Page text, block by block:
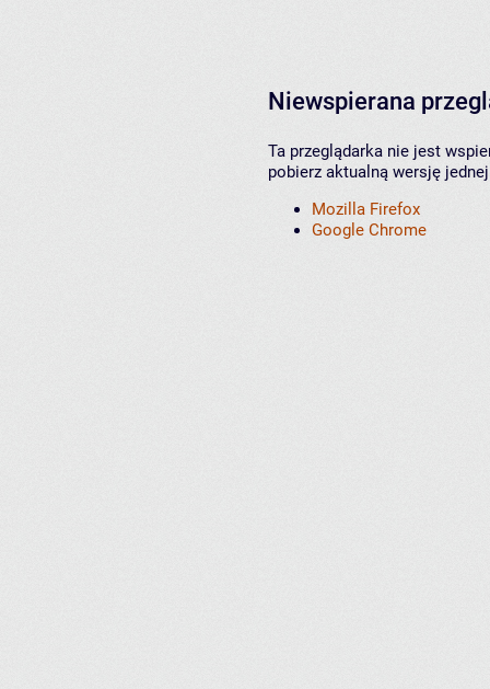
Niewspierana
Ta przeglądarka nie jest
pobierz aktualną wersję
Mozilla Firefox
Google Chrome